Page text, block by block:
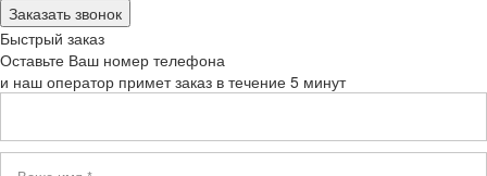
Быстрый заказ
Оставьте Ваш номер телефона
и наш оператор примет заказ в течение 5 минут